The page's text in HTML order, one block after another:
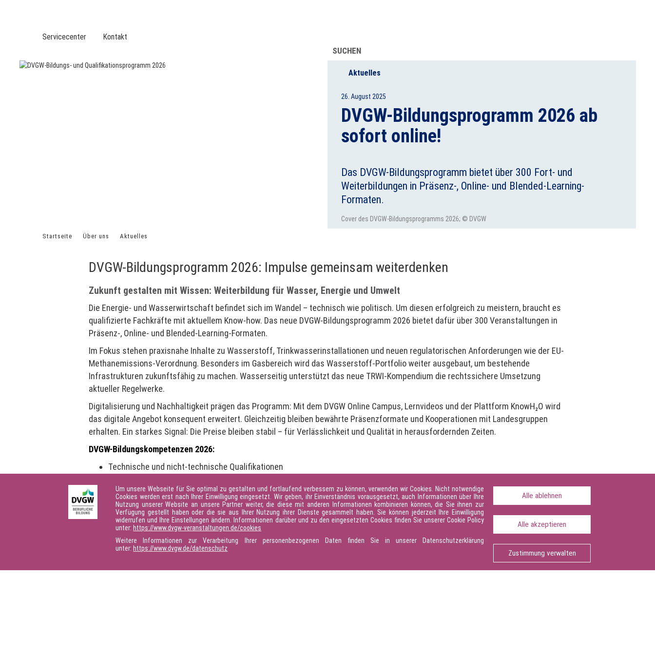
Servicecenter Kontakt
SUCHEN
Aktuelles
26. August 2025
DVGW-Bildungsprogramm 2026 ab
sofort online!
Das DVGW-Bildungsprogramm bietet über 300 Fort- und
Weiterbildungen in Präsenz-, Online- und Blended-Learning-
Formaten.
Cover des DVGW-Bildungsprogramms 2026; © DVGW
Startseite Über uns Aktuelles
DVGW-Bildungsprogramm 2026: Impulse gemeinsam weiterdenken
Zukunft gestalten mit Wissen: Weiterbildung für Wasser, Energie und Umwelt
Die Energie- und Wasserwirtschaft befindet sich im Wandel – technisch wie politisch. Um diesen erfolgreich zu meistern, braucht es
qualifizierte Fachkräfte mit aktuellem Know-how. Das neue DVGW-Bildungsprogramm 2026 bietet dafür über 300 Veranstaltungen in
Präsenz-, Online- und Blended-Learning-Formaten.
Im Fokus stehen praxisnahe Inhalte zu Wasserstoff, Trinkwasserinstallationen und neuen regulatorischen Anforderungen wie der EU-
Methanemissions-Verordnung. Besonders im Gasbereich wird das Wasserstoff-Portfolio weiter ausgebaut, um bestehende
Infrastrukturen zukunftsfähig zu machen. Wasserseitig unterstützt das neue TRWI-Kompendium die rechtssichere Umsetzung
aktueller Regelwerke.
Digitalisierung und Nachhaltigkeit prägen das Programm: Mit dem DVGW Online Campus, Lernvideos und der Plattform KnowH₂O wird
das digitale Angebot konsequent erweitert. Gleichzeitig bleiben bewährte Präsenzformate und Kooperationen mit Landesgruppen
erhalten. Ein starkes Signal: Die Preise bleiben stabil – für Verlässlichkeit und Qualität in herausfordernden Zeiten.
DVGW-Bildungskompetenzen 2026:
Technische und nicht-technische Qualifikationen
Master-Studium
Forschungsseminare
👉Das DVGW-Jahresprogramm 2026mit allen Fort- und Weiterbildungsangeboten steht hier für Sie bereit.
Seite teilen: Seite drucken
Um unsere Webseite für Sie optimal zu gestalten und fortlaufend verbessern zu können, verwenden wir Cookies. Nicht notwendige
Cookies werden erst nach Ihrer Einwilligung eingesetzt. Wir geben, ihr Einverständnis vorausgesetzt, auch Informationen über Ihre
Nutzung unserer Website an unsere Partner weiter, die diese mit anderen Informationen kombinieren können, die Sie ihnen zur
Verfügung gestellt haben oder die sie aus Ihrer Nutzung ihrer Dienste gesammelt haben. Sie können jederzeit Ihre Einwilligung
widerrufen und Ihre Einstellungen ändern. Informationen darüber und zu den eingesetzten Cookies finden Sie unserer Cookie Policy
unter: https://www.dvgw-veranstaltungen.de/cookies
Weitere Informationen zur Verarbeitung Ihrer personenbezogenen Daten finden Sie in unserer Datenschutzerklärung
unter: https://www.dvgw.de/datenschutz
Alle ablehnen
Alle akzeptieren
Zustimmung verwalten